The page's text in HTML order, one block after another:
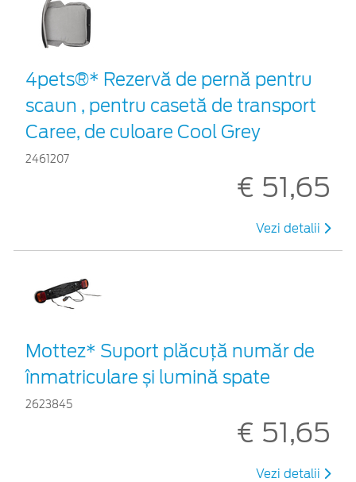
4pets®* Rezervă de pernă pentru
scaun , pentru casetă de transport
Caree, de culoare Cool Grey
2461207
€ 51,65
Vezi detalii
Mottez* Suport plăcuță număr de
înmatriculare și lumină spate
2623845
€ 51,65
Vezi detalii